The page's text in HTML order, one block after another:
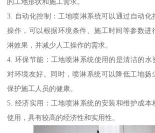
3. 自动化控制：工地喷淋系统可以通过自动化
操作，可以根据环境条件、施工时间等参数进
淋效果，并减少人工操作的需求。
4. 环保节能：工地喷淋系统使用的是清洁的水
对环境友好。同时，喷淋系统可以降低工地扬
保护施工人员的健康。
5. 经济实用：工地喷淋系统的安装和维护成本
使用，具有较高的经济性和实用性。